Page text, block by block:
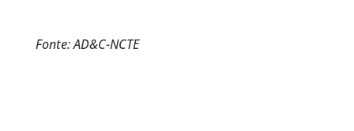
Fonte: AD&C-NCTE